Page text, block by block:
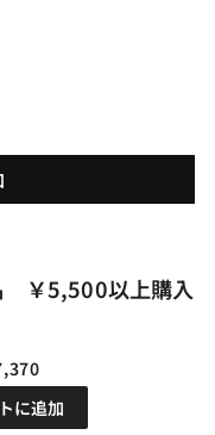
￥5,500以上購入
に追加